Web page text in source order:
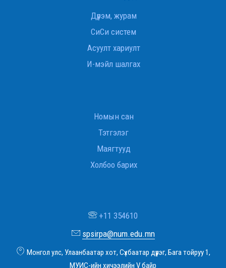
Дүрэм, журам
СиСи систем
Асуулт хариулт
И-мэйл шалгах
Номын сан
Тэтгэлэг
Маягтууд
Холбоо барих
+11 354610
spsirpa@num.edu.mn
Монгол улс, Улаанбаатар хот, Сүхбаатар дүүрэг, Бага тойруу 1,
МУИС-ийн хичээлийн V байр